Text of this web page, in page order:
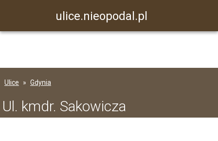
ulice.nieopodal.pl
Ulice Gdynia
Ul. kmdr. Sakowicza